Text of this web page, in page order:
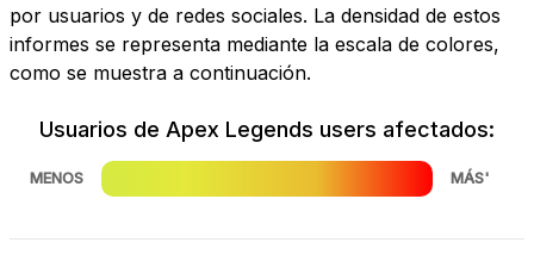
por usuarios y de redes sociales. La densidad de estos
informes se representa mediante la escala de colores,
como se muestra a continuación.
Usuarios de Apex Legends users afectados:
MENOS MÁS'